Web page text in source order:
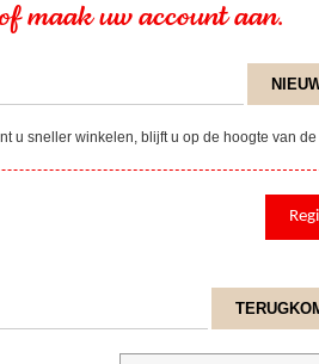
maak uw account aan.
u sneller winkelen, blijft u op de hoogte van